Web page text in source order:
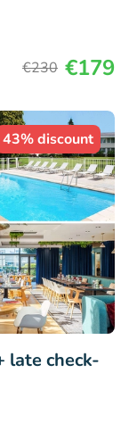
€230 €179
43% discount
late check-